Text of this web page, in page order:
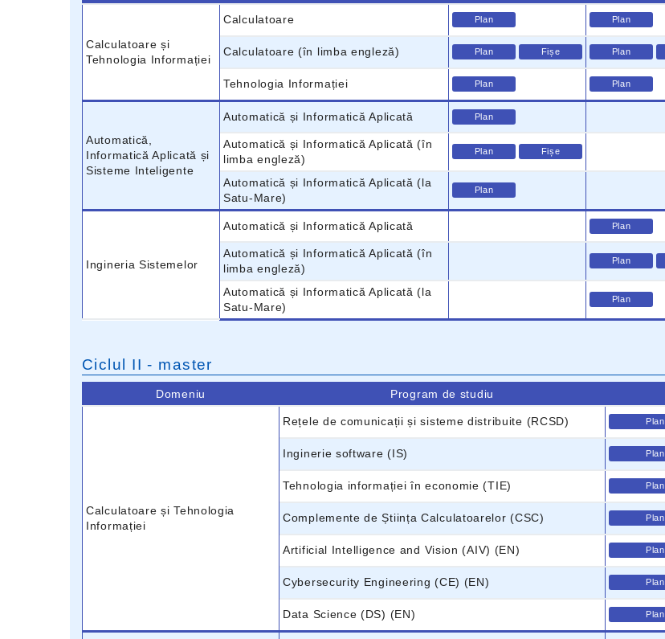
Calculatoare și
Tehnologia Informației
Calculatoare Plan Plan
Calculatoare (în limba engleză) Plan Fișe Plan
Tehnologia Informației Plan Plan
Automatică,
Informatică Aplicată și
Sisteme Inteligente
Automatică și Informatică Aplicată Plan
Automatică și Informatică Aplicată (în
limba engleză)
Plan Fișe
Automatică și Informatică Aplicată (la
Satu-Mare)
Plan
Ingineria Sistemelor
Automatică și Informatică Aplicată Plan
Automatică și Informatică Aplicată (în
limba engleză)
Plan
Automatică și Informatică Aplicată (la
Satu-Mare)
Plan
Ciclul II - master
Domeniu Program de studiu
Calculatoare și Tehnologia
Informației
Rețele de comunicații și sisteme distribuite (RCSD) Plan
Inginerie software (IS) Plan
Tehnologia informației în economie (TIE) Plan
Complemente de Știința Calculatoarelor (CSC) Plan
Artificial Intelligence and Vision (AIV) (EN) Plan
Cybersecurity Engineering (CE) (EN) Plan
Data Science (DS) (EN) Plan